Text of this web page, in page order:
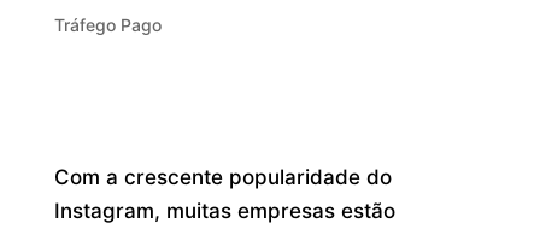
Tráfego Pago
Com a crescente popularidade do
Instagram, muitas empresas estão